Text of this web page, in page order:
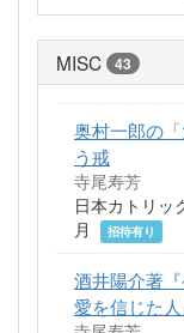
MISC 43
奥村一郎の
う戒
寺尾寿芳
日本カトリッ
月
招待有り
酒井陽介著
愛を信じた人